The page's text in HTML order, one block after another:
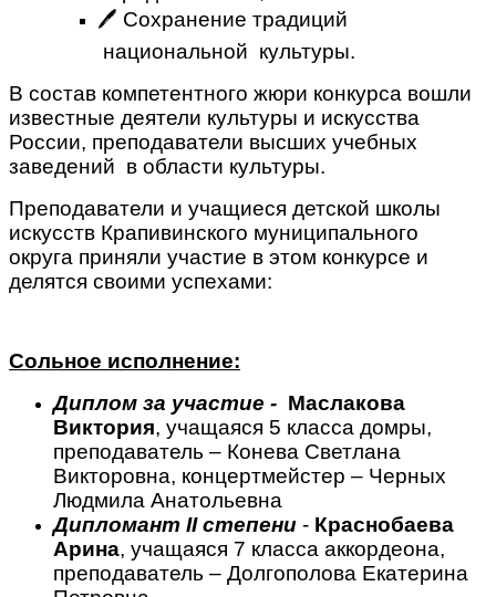
🖊 Сохранение традиций
национальной культуры.
В состав компетентного жюри конкурса вошли
известные деятели культуры и искусства
России, преподаватели высших учебных
заведений в области культуры.
Преподаватели и учащиеся детской школы
искусств Крапивинского муниципального
округа приняли участие в этом конкурсе и
делятся своими успехами:
Сольное исполнение:
Диплом за участие - Маслакова
Виктория, учащаяся 5 класса домры,
преподаватель – Конева Светлана
Викторовна, концертмейстер – Черных
Людмила Анатольевна
Дипломант IIстепени - Краснобаева
Арина, учащаяся 7 класса аккордеона,
преподаватель – Долгополова Екатерина